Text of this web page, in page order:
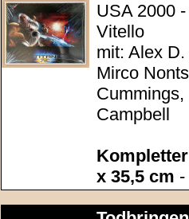
USA 2000
Vitello
mit: Alex
Mirco
Campbell
x 35,5 cm